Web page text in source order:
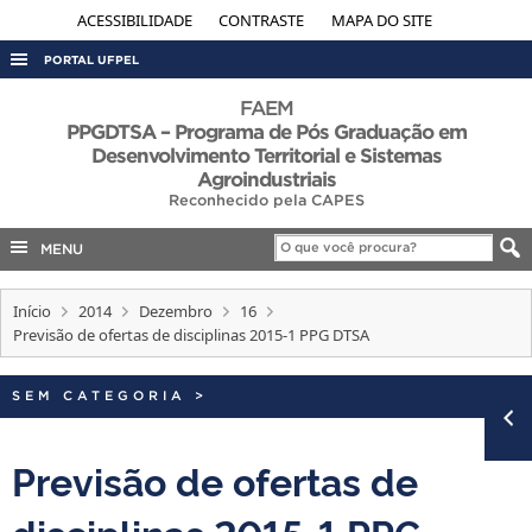
ACESSIBILIDADE CONTRASTE MAPA DO SITE
PORTAL UFPEL
AUDITORIA
OUVIDORIA
FAEM
PPGDTSA – Programa de Pós Graduação em
Desenvolvimento Territorial e Sistemas
Agroindustriais
Reconhecido pela CAPES
MENU
Início 2014 Dezembro
16
Previsão de ofertas de disciplinas 2015-1 PPG DTSA
SEM CATEGORIA >
Previsão de ofertas de